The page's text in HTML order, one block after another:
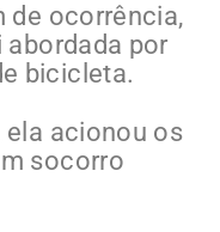
de ocorrência,
por
bicicleta.
ela acionou os
socorro